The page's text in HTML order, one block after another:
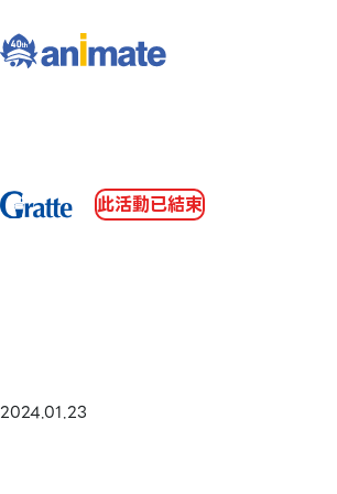
此活動已結束
2024.01.23